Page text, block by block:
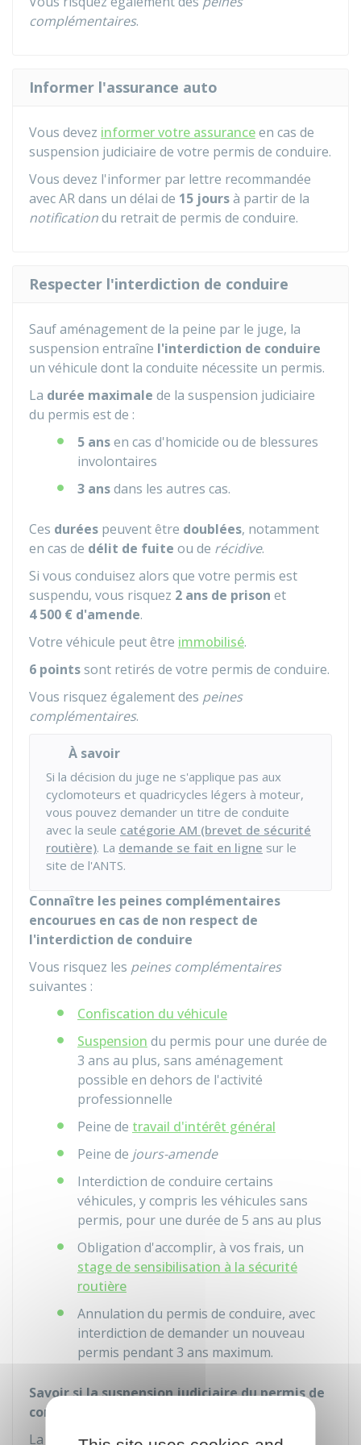
complémentaires.
Informer l'assurance auto
Vous devez informer votre assuranceen cas de
suspension judiciaire de votre permis de conduire.
Vous devez l'informer par lettre recommandée
avecARdans un délai de 15 joursà partir de la
notificationdu retrait de permis de conduire.
Respecter l'interdiction de conduire
Sauf aménagement de la peine par le juge, la
suspension entraîne l'interdiction de conduire
un véhicule dont la conduite nécessite un permis.
La durée maximale de la suspension judiciaire
du permis est de :
5 ansen cas d'homicide ou de blessures
involontaires
3 ansdans les autres cas.
Ces durées peuvent être doublées, notamment
en cas de délit de fuite ou de récidive.
Si vous conduisez alors que votre permis est
suspendu, vous risquez 2 ans de prison et
4 500 € d'amende.
Votre véhicule peut être immobilisé.
6 pointssont retirés de votre permis de conduire.
Vous risquez également des peines
complémentaires.
À savoir
Si la décision du juge ne s'applique pas aux
cyclomoteurs et quadricycles légers à moteur,
vous pouvez demander un titre de conduite
avec la seule catégorie AM (brevet de sécurité
routière). La demande se fait en ligne sur le
site de l'ANTS.
Connaître les peines complémentaires
encourues en cas de non respect de
l'interdiction de conduire
Vous risquez les peines complémentaires
suivantes :
Confiscation du véhicule
Suspension du permis pour une durée de
3 ans au plus, sans aménagement
possible en dehors de l'activité
professionnelle
Peine de travail d'intérêt général
Peine de jours-amende
Interdiction de conduire certains
véhicules, y compris les véhicules sans
permis, pour une durée de 5 ans au plus
Obligation d'accomplir, à vos frais, un
stage de sensibilisation à la sécurité
routière
Annulation du permis de conduire, avec
interdiction de demander un nouveau
permis pendant 3 ans maximum.
Savoir si la suspension judiciaire du permis de
conduire est inscrite au casier judiciaire
La suspension judiciaire de votre permis de